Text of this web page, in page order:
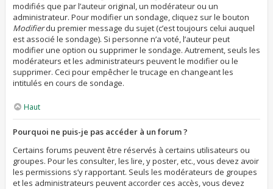
modifiés que par l’auteur original, un modérateur ou un
administrateur. Pour modifier un sondage, cliquez sur le bouton
Modifierdu premier message du sujet (c’est toujours celui auquel
est associé le sondage). Si personne n’a voté, l’auteur peut
modifier une option ou supprimer le sondage. Autrement, seuls les
modérateurs et les administrateurs peuvent le modifier ou le
supprimer. Ceci pour empêcher le trucage en changeant les
intitulés en cours de sondage.
Haut
Pourquoi ne puis-je pas accéder à un forum ?
Certains forums peuvent être réservés à certains utilisateurs ou
groupes. Pour les consulter, les lire, y poster, etc., vous devez avoir
les permissions s’y rapportant. Seuls les modérateurs de groupes
et les administrateurs peuvent accorder ces accès, vous devez